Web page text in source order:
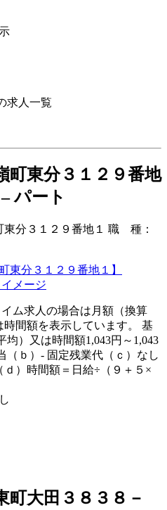
求人一覧
町東分３１２９番地
パート
分３１２９番地１ 職 種：
ム求人の場合は月額（換算
間額を表示しています。 基
）又は時間額1,043円～1,043
（ｂ）- 固定残業代（ｃ）なし
）時間額＝日給÷（９＋５×
町大田３８３８－